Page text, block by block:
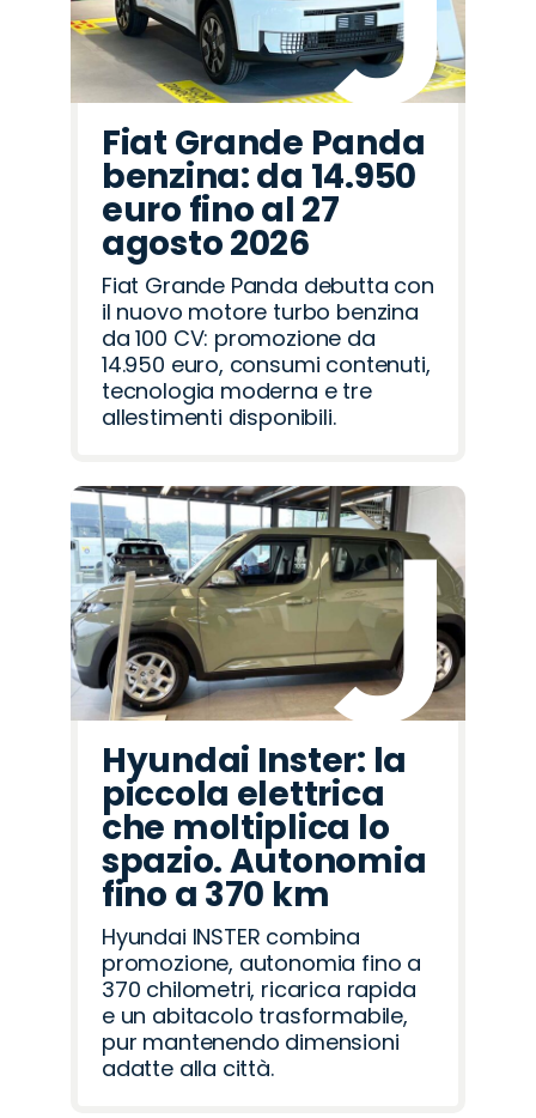
Fiat Grande Panda
benzina: da 14.950
euro fino al 27
agosto 2026
Fiat Grande Panda debutta con
il nuovo motore turbo benzina
da 100 CV: promozione da
14.950 euro, consumi contenuti,
tecnologia moderna e tre
allestimenti disponibili.
Hyundai Inster: la
piccola elettrica
che moltiplica lo
spazio. Autonomia
fino a 370 km
Hyundai INSTER combina
promozione, autonomia fino a
370 chilometri, ricarica rapida
e un abitacolo trasformabile,
pur mantenendo dimensioni
adatte alla città.